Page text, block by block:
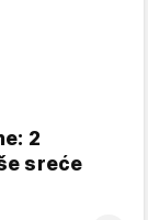
2
sreće